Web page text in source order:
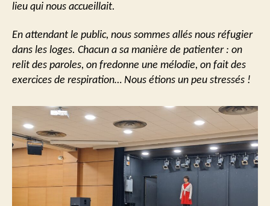
lieu qui nous accueillait.
En attendant le public, nous sommes allés nous réfugier
dans les loges. Chacun a sa manière de patienter : on
relit des paroles, on fredonne une mélodie, on fait des
exercices de respiration… Nous étions un peu stressés !